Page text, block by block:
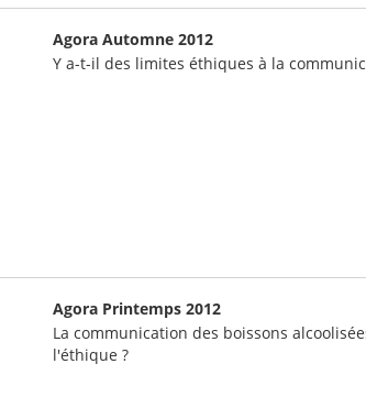
Agora Automne 2012
Y a-t-il des limites éthiques à la
Agora Printemps 2012
La communication des boissons
l'éthique ?